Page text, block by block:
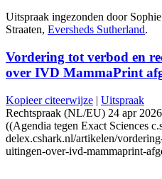
Uitspraak ingezonden door
Straaten, Eversheds Sutherland.
Vordering tot verbod en
over IVD MammaPrint
Kopieer citeerwijze | Uitspraak
Rechtspraak (NL/EU) 24 apr
((Agendia tegen Exact Sciences
delex.cshark.nl/artikelen/
uitingen-over-ivd-mammaprint-